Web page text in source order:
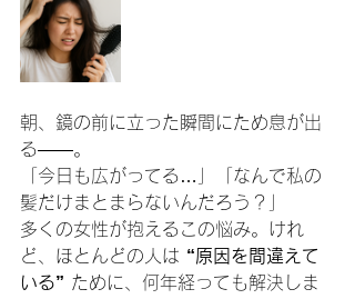
朝、鏡の前に立った瞬間にため息が出
る——。
「今日も広がってる…」「なんで私の
髪だけまとまらないんだろう？」
多くの女性が抱えるこの悩み。けれ
ど、ほとんどの人は “原因を間違えて
いる” ために、何年経っても解決しま